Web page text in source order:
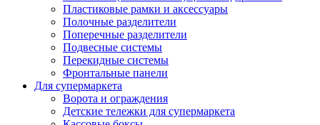
Пластиковые рамки и аксессуары
Полочные разделители
Поперечные разделители
Подвесные системы
Перекидные системы
Фронтальные панели
Для супермаркета
Ворота и ограждения
Детские тележки для супермаркета